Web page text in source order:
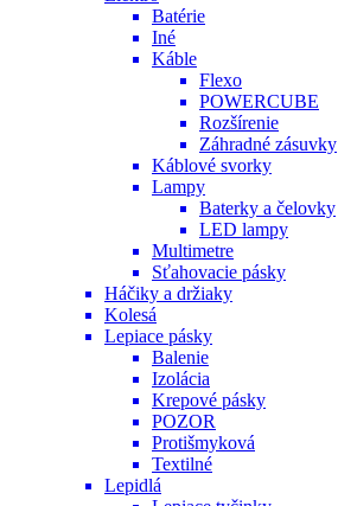
Batérie
Iné
Káble
Flexo
POWERCUBE
Rozšírenie
Záhradné zásuvky
Káblové svorky
Lampy
Baterky a čelovky
LED lampy
Multimetre
Sťahovacie pásky
Háčiky a držiaky
Kolesá
Lepiace pásky
Balenie
Izolácia
Krepové pásky
POZOR
Protišmyková
Textilné
Lepidlá